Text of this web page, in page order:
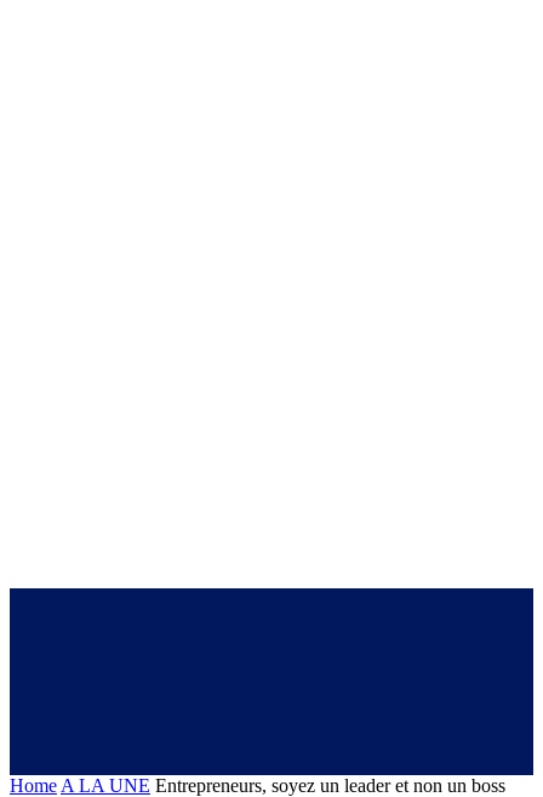
Home A LA UNE Entrepreneurs, soyez un leader et non un boss